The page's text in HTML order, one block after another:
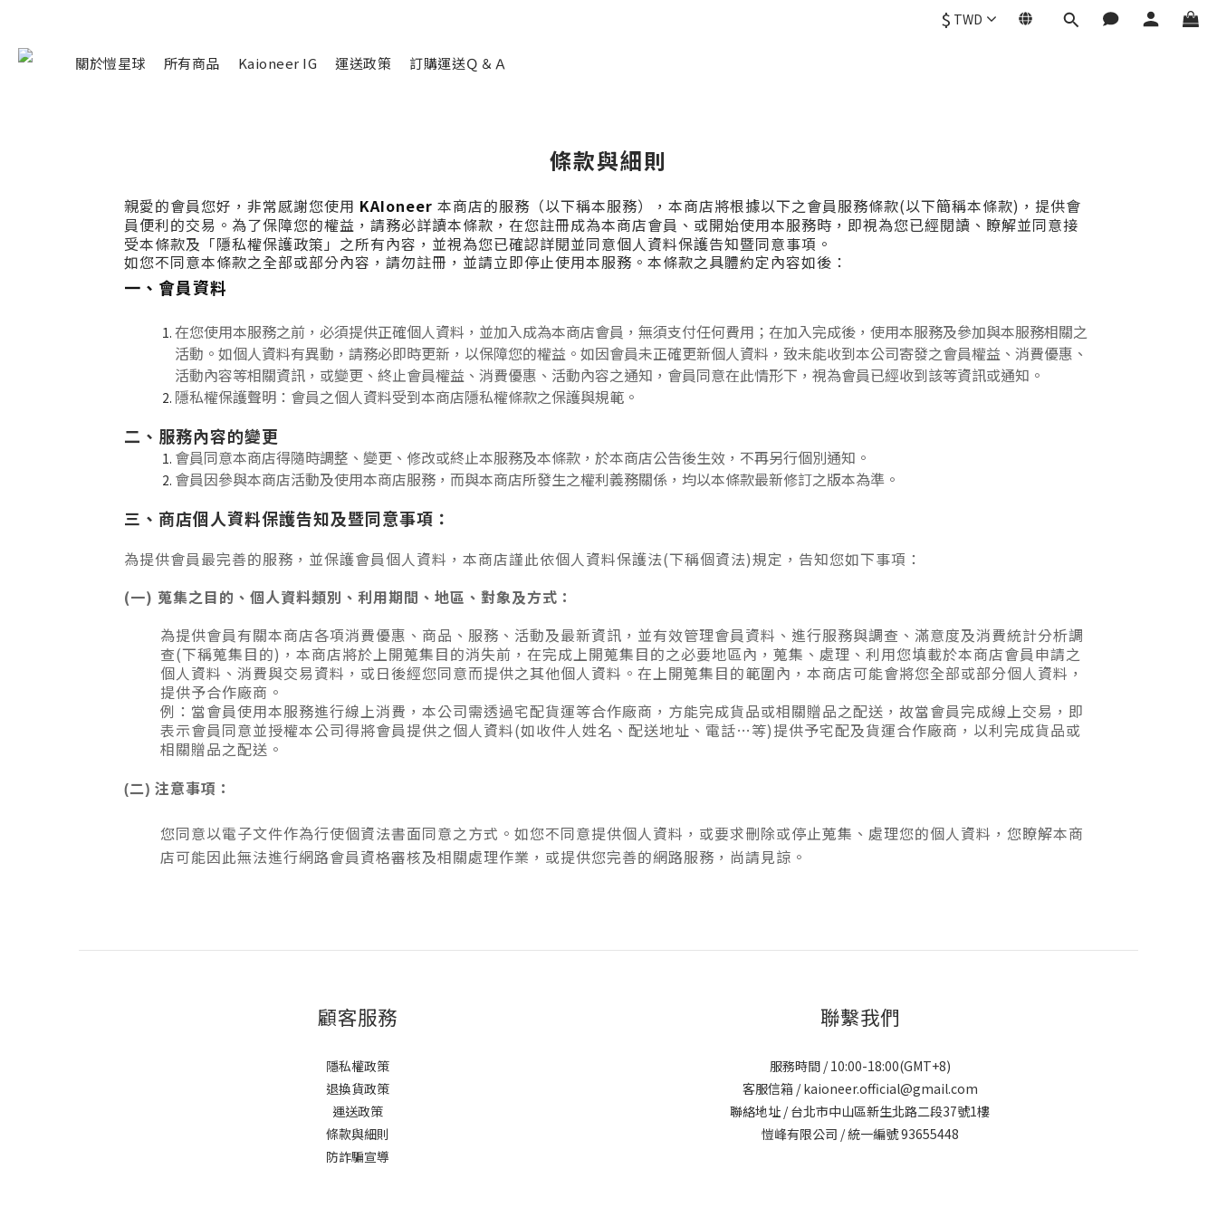
$ TWD
關於愷星球 所有商品 Kaioneer IG 運送政策 訂購運送Ｑ＆Ａ
條款與細則
親愛的會員您好，非常感謝您使用 KAIoneer 本商店的服務（以下稱本服務），本商店將根據以下之會員服務條款(以下簡稱本條款)，提供會
員便利的交易。為了保障您的權益，請務必詳讀本條款，在您註冊成為本商店會員、或開始使用本服務時，即視為您已經閱讀、瞭解並同意接
受本條款及「隱私權保護政策」之所有內容，並視為您已確認詳閱並同意個人資料保護告知暨同意事項。
如您不同意本條款之全部或部分內容，請勿註冊，並請立即停止使用本服務。本條款之具體約定內容如後：
一、會員資料
在您使用本服務之前，必須提供正確個人資料，並加入成為本商店會員，無須支付任何費用；在加入完成後，使用本服務及參加與本服務相關之
活動。如個人資料有異動，請務必即時更新，以保障您的權益。如因會員未正確更新個人資料，致未能收到本公司寄發之會員權益、消費優惠、
活動內容等相關資訊，或變更、終止會員權益、消費優惠、活動內容之通知，會員同意在此情形下，視為會員已經收到該等資訊或通知。
隱私權保護聲明：會員之個人資料受到本商店隱私權條款之保護與規範。
二、服務內容的變更
會員同意本商店得隨時調整、變更、修改或終止本服務及本條款，於本商店公告後生效，不再另行個別通知。
會員因參與本商店活動及使用本商店服務，而與本商店所發生之權利義務關係，均以本條款最新修訂之版本為準。
三、商店個人資料保護告知及暨同意事項：
為提供會員最完善的服務，並保護會員個人資料，本商店謹此依個人資料保護法(下稱個資法)規定，告知您如下事項：
(一) 蒐集之目的、個人資料類別、利用期間、地區、對象及方式 ：
為提供會員有關本商店各項消費優惠、商品、服務、活動及最新資訊，並有效管理會員資料、進行服務與調查、滿意度及消費統計分析調
查(下稱蒐集目的)，本商店將於上開蒐集目的消失前，在完成上開蒐集目的之必要地區內，蒐集、處理、利用您填載於本商店會員申請之
個人資料、消費與交易資料，或日後經您同意而提供之其他個人資料。在上開蒐集目的範圍內，本商店可能會將您全部或部分個人資料，
提供予合作廠商。
例：當會員使用本服務進行線上消費，本公司需透過宅配貨運等合作廠商，方能完成貨品或相關贈品之配送，故當會員完成線上交易，即
表示會員同意並授權本公司得將會員提供之個人資料(如收件人姓名、配送地址、電話…等)提供予宅配及貨運合作廠商，以利完成貨品或
相關贈品之配送。
(二) 注意事項：
您同意以電子文件作為行使個資法書面同意之方式。如您不同意提供個人資料，或要求刪除或停止蒐集、處理您的個人資料，您瞭解本商
店可能因此無法進行網路會員資格審核及相關處理作業，或提供您完善的網路服務，尚請見諒。
顧客服務
隱私權政策
退換貨政策
運送政策
條款與細則
防詐騙宣導
聯繫我們
服務時間 / 10:00-18:00(GMT+8)
客服信箱 / kaioneer.official@gmail.com
聯絡地址 / 台北市中山區新生北路二段37號1樓
愷峰有限公司 / 統一編號 93655448